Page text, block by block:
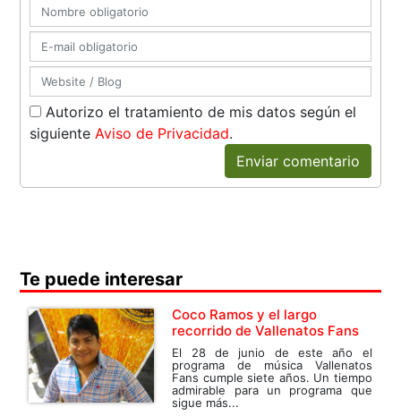
Autorizo el tratamiento de mis datos según el
siguienteAviso de Privacidad.
Enviar comentario
Te puede interesar
Coco Ramos y el largo
recorrido de Vallenatos Fans
El 28 de junio de este año el
programa de música Vallenatos
Fans cumple siete años. Un tiempo
admirable para un programa que
sigue más...